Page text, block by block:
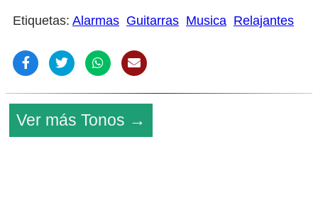
Etiquetas: Alarmas Guitarras Musica Relajantes
Ver más Tonos →